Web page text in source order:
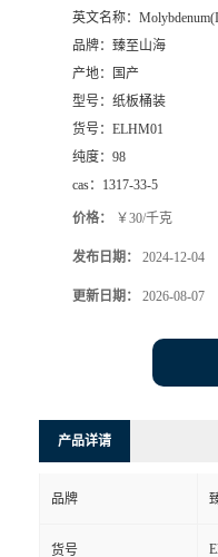
英文名称：
品牌： 臻至山海
产地：
国产
型号： 纸板桶装
货号： ELHM01
纯度： 98
cas： 1317-33-5
价格： ￥30/千克
发布日期： 2024-12-04
更新日期： 2026-08-07
产品详请
品牌
货号